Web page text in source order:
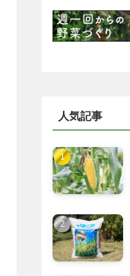
人気記事